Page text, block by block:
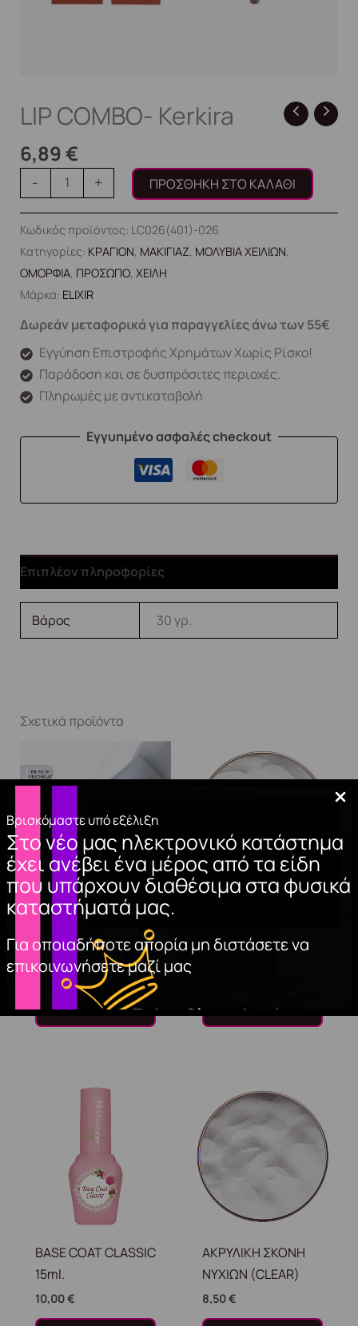
Βρισκόμαστε υπό εξέλιξη
Στο νέο μας ηλεκτρονικό κατάστημα
έχει ανέβει ένα μέρος από τα είδη
που υπάρχουν διαθέσιμα στα φυσικά
καταστήματά μας.
Για οποιαδήποτε απορία μη διστάσετε να
επικοινωνήσετε μαζί μας
LIP COMBO- Kerkira
6,89€
- + ΠΡΟΣΘΉΚΗ ΣΤΟ ΚΑΛΆΘΙ
Κωδικός προϊόντος: LC026(401)-026
Κατηγορίες: ΚΡΑΓΙΟΝ, ΜΑΚΙΓΙΑΖ, ΜΟΛΥΒΙΑ ΧΕΙΛΙΩΝ,
ΟΜΟΡΦΙΑ, ΠΡΟΣΩΠΟ, ΧΕΙΛΗ
Μάρκα: ELIXIR
Δωρεάν μεταφορικά για παραγγελίες άνω των 55€
Εγγύηση Επιστροφής Χρημάτων Χωρίς Ρίσκο!
Παράδοση και σε δυσπρόσιτες περιοχές.
Πληρωμές με αντικαταβολή
Εγγυημένο ασφαλές checkout
Επιπλέον πληροφορίες
Βάρος 30 γρ.
Σχετικά προϊόντα
GEL POLISH FRENCH
MILKY 15ml
ΠΡΟΣΘΉΚΗ
ΣΤΟ ΚΑΛΆΘΙ
ΝΥΧΙΩΝ (WHITE)
ΣΤΟ ΚΑΛΆΘΙ
BASE COAT CLASSIC
15ml.
10,00€
ΑΚΡΥΛΙΚΗ ΣΚΟΝΗ
ΝΥΧΙΩΝ (CLEAR)
8,50€